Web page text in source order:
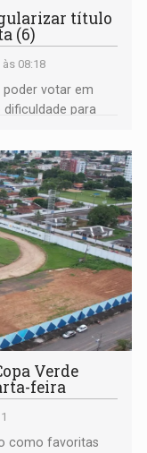
título
(6)
08:18
poder votar em
para
Verde
feira
como favoritas